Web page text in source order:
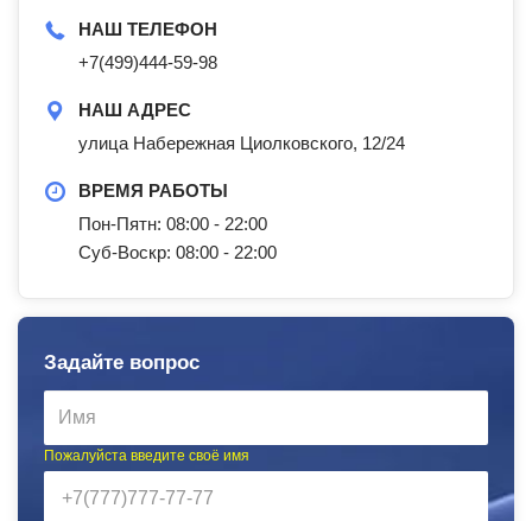
НАШ ТЕЛЕФОН
+7(499)444-59-98
НАШ АДРЕС
улица Набережная Циолковского, 12/24
ВРЕМЯ РАБОТЫ
Пон-Пятн: 08:00 - 22:00
Суб-Воскр: 08:00 - 22:00
Задайте вопрос
Пожалуйста введите своё имя